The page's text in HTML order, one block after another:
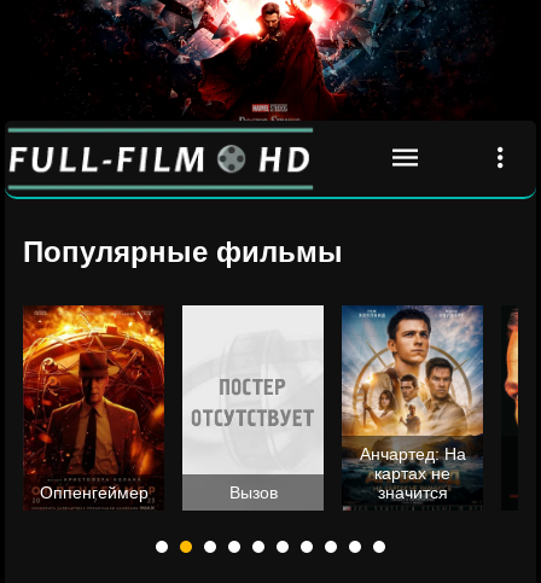
Популярные фильмы
Оппенгеймер Вызов
Анчартед: На
картах не
значится